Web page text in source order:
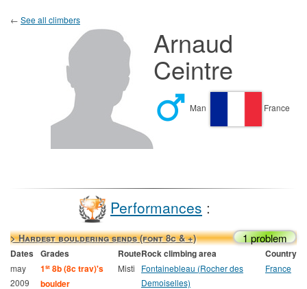
← See all climbers
Arnaud
Ceintre
Man France
Performances :
> Hardest bouldering sends (font 8c & +) 1 problem
Dates Grades RouteRock climbing area Country
may
2009
1st 8b (8c trav)'s
boulder
Misti
Fontainebleau (Rocher des
Demoiselles)
France